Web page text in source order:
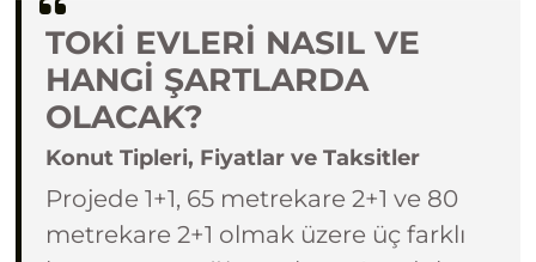
TOKİ EVLERİ NASIL VE
HANGİ ŞARTLARDA
OLACAK?
Konut Tipleri, Fiyatlar ve Taksitler
Projede 1+1, 65 metrekare 2+1 ve 80
metrekare 2+1 olmak üzere üç farklı